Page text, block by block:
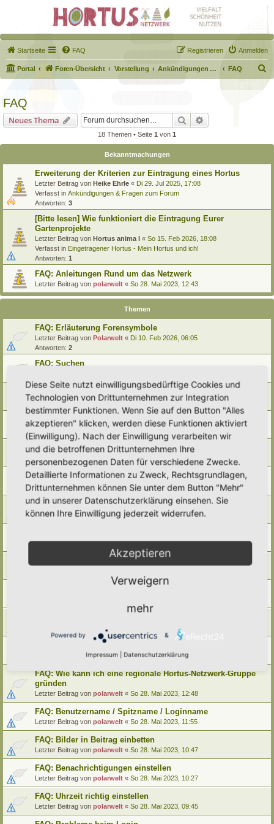
Startseite FAQ Anmelden
Registrieren
Portal Foren-Übersicht Vorstellung Ankündigungen & Fragen zum Forum FAQ
u
FAQ
Neues Thema Suche
18 Themen • Seite 1 von 1
Bekanntmachungen
Erweiterung der Kriterien zur Eintragung eines Hortus
Letzter Beitrag von Heike Ehrle « Di 29. Jul 2025, 17:08
Verfasst in Ankündigungen & Fragen zum Forum
Antworten: 3
[Bitte lesen] Wie funktioniert die Eintragung Eurer
Gartenprojekte
Letzter Beitrag von Hortus anima l « So 15. Feb 2026, 18:08
Verfasst in Eingetragener Hortus - Mein Hortus und ich!
Antworten: 1
FAQ: Anleitungen Rund um das Netzwerk
Letzter Beitrag von polarwelt « So 28. Mai 2023, 12:43
Themen
FAQ: Erläuterung Forensymbole
Letzter Beitrag von Polarwelt « Di 10. Feb 2026, 06:05
Antworten: 2
FAQ: Suchen
FAQ: Entwürfe wiederfinden
Letzter Beitrag von Polarwelt «So 25. Feb 2024, 17:57
FAQ: Direkt zu einem Beitrag springen
Letzter Beitrag von Polarwelt
FAQ: Zum letzten Beitrag springen
Letzter Beitrag von Polarwelt« Mi 21. Jun 2023, 12:36
FAQ: Urheberrecht
Letzter Beitrag vonPolarwelt«Mo 5. Jun 2023, 10:38
FAQ: Karte nach Regionen / Anzeige filtern
Letzter Beitrag vonpolarwelt «Do 1. Jun 2023, 11:05
Letzter Beitrag vonpolarwelt«Do 1. Jun 2023, 10:16
FAQ: Wie kann ich meinen alten Hortus umziehen
FAQ: Wie kann ich meine alte Lebensinsel umziehen
Mo 29. Mai 2023, 10:33
FAQ: Profil ändern / Hortus-Namen hinterlegen
Letzter Beitrag vonpolarwelt «Mo 29. Mai 2023, 08:03
FAQ: Wie kann ich eine regionale Hortus-Netzwerk-Gruppe
gründen
Letzter Beitrag von polarwelt « So 28. Mai 2023, 12:48
FAQ: Benutzername / Spitzname / Loginname
Letzter Beitrag von polarwelt « So 28. Mai 2023, 11:55
FAQ: Bilder in Beitrag einbetten
Letzter Beitrag von polarwelt « So 28. Mai 2023, 10:47
FAQ: Benachrichtigungen einstellen
Letzter Beitrag von polarwelt « So 28. Mai 2023, 10:27
FAQ: Uhrzeit richtig einstellen
Letzter Beitrag von polarwelt « So 28. Mai 2023, 09:45
Diese Seite nutzt einwilligungsbedürftige Cookies und
Technologien von Drittunternehmen zur Integration
bestimmter Funktionen. Wenn Sie auf den Button "Alles
akzeptieren" klicken, werden diese Funktionen aktiviert
(Einwilligung). Nach der Einwilligung verarbeiten wir
und die betroffenen Drittunternehmen Ihre
personenbezogenen Daten für verschiedene Zwecke.
Detaillierte Informationen zu Zweck, Rechtsgrundlagen,
Drittunternehmen können Sie unter dem Button "Mehr"
und in unserer Datenschutzerklärung einsehen. Sie
können Ihre Einwilligung jederzeit widerrufen.
Akzeptieren
Verweigern
mehr
Powered by &
Impressum Datenschutzerklärung